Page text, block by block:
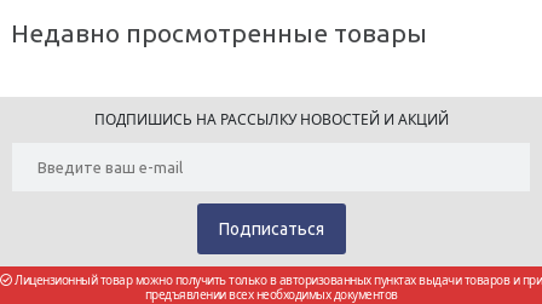
Недавно просмотренные товары
ПОДПИШИСЬ НА РАССЫЛКУ НОВОСТЕЙ И АКЦИЙ
Лицензионный товар можно получить только в авторизованных пунктах выдачи товаров и при
предъявлении всех необходимых документов